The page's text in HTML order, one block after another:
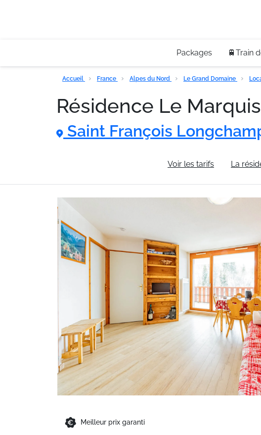
Packages 🚆Train
Accueil France Alpes du Nord Le Grand Domaine
Résidence Le Marquis
Saint François
Voir les tarifs La
Meilleur prix garanti